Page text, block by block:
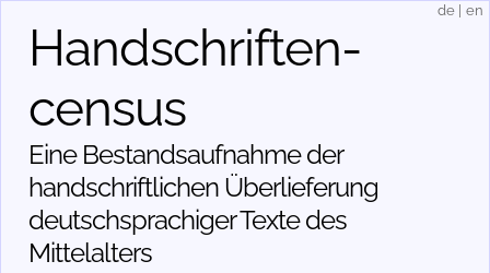
Handschriften­
census
Eine Bestandsaufnahme der
handschriftlichen Über­lieferung
deutschsprachiger Texte des
Mittelalters
de en